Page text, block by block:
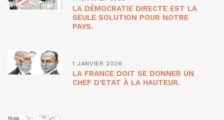
LA DÉMOCRATIE DIRECTE EST LA
SEULE SOLUTION POUR NOTRE
PAYS.
1 JANVIER 2026
LA FRANCE DOIT SE DONNER UN
CHEF D’ETAT À LA HAUTEUR.